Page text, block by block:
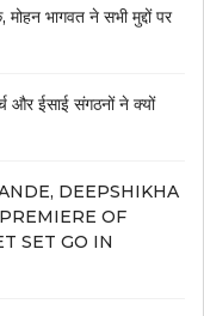
भागवत ने सभी मुद्दों पर
और ईसाई संगठनों ने क्यों
DEEPSHIKHA
OF
SET GO IN